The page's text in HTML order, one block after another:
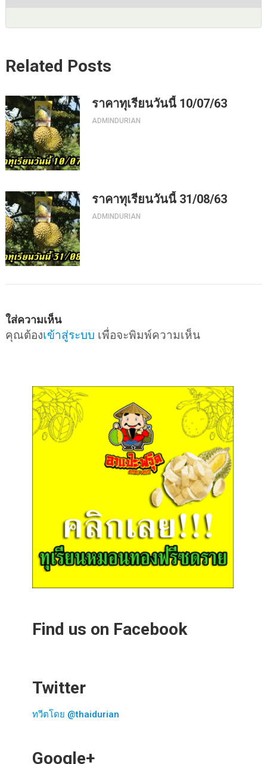
Related Posts
ราคาทุเรียนวันนี้ 10/07/63
ADMINDURIAN
ราคาทุเรียนวันนี้ 31/08/63
ADMINDURIAN
ใส่ความเห็น
คุณต้องเข้าสู่ระบบ เพื่อจะพิมพ์ความเห็น
Find us on Facebook
Twitter
ทวีตโดย @thaidurian
Google+